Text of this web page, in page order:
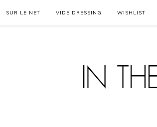
SUR LE NET VIDE DRESSING WISHLIST